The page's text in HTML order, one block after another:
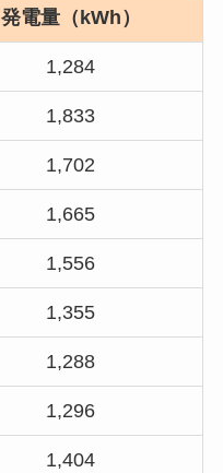
発電量（kWh）
1,284
1,833
1,702
1,665
1,556
1,355
1,288
1,296
1,404